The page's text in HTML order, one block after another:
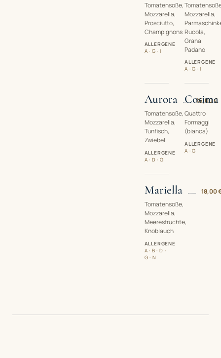
Tomatensoße,
Mozzarella,
Prosciutto,
Champignons
ALLERGENE
A · G · I
Mozzarella,
Rucola,
Grana
Padano
ALLERGENE
A · G · I
Aurora
16,00 €
Tomatensoße,
Mozzarella,
Tunfisch,
Zwiebel
ALLERGENE
A · D · G
Cosima
Quattro
Formaggi
(bianca)
ALLERGENE
A · G
Mariella
18,00
Tomatensoße,
Mozzarella,
Meeresfrüchte,
Knoblauch
ALLERGENE
A · B · D ·
G · N